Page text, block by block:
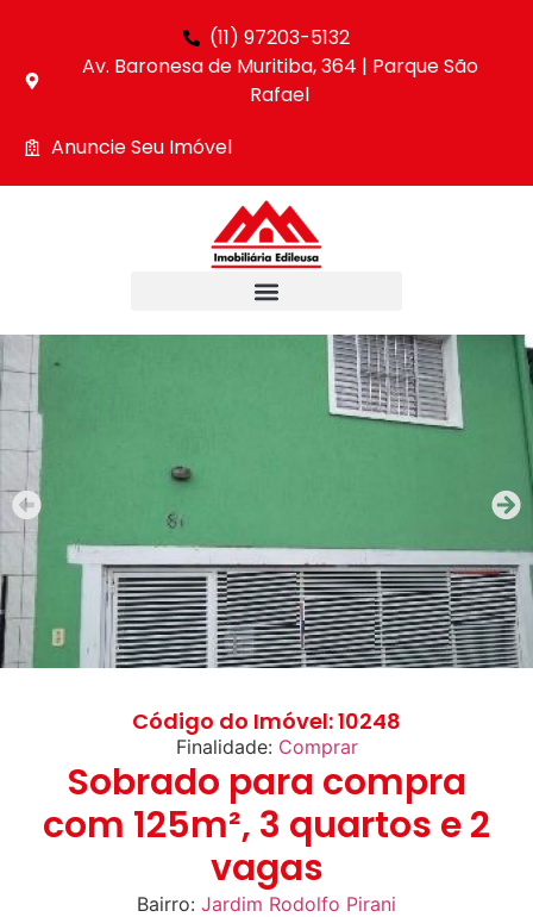
(11) 97203-5132
Av. Baronesa de Muritiba, 364 | Parque São
Rafael
Anuncie Seu Imóvel
Código do Imóvel: 10248
Finalidade: Comprar
Sobrado para compra
com 125m², 3 quartos e 2
vagas
Bairro: Jardim Rodolfo Pirani